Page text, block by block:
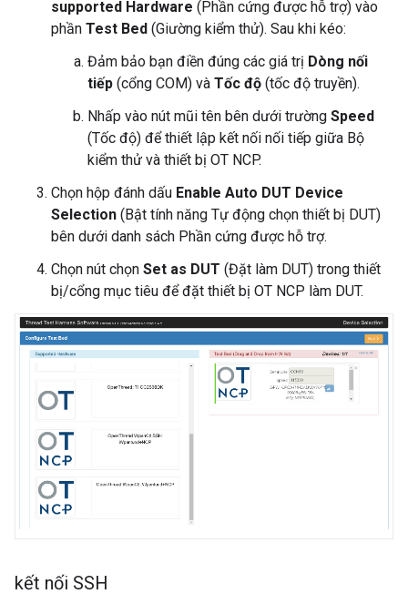
supported Hardware (Phần cứng được hỗ trợ) vào
phần Test Bed (Giường kiểm thử). Sau khi kéo:
Đảm bảo bạn điền đúng các giá trị Dòng nối
tiếp (cổng COM) và Tốc độ (tốc độ truyền).
Nhấp vào nút mũi tên bên dưới trường Speed
(Tốc độ) để thiết lập kết nối nối tiếp giữa Bộ
kiểm thử và thiết bị OT NCP.
Chọn hộp đánh dấu Enable Auto DUT Device
Selection (Bật tính năng Tự động chọn thiết bị DUT)
bên dưới danh sách Phần cứng được hỗ trợ.
Chọn nút chọn Set as DUT (Đặt làm DUT) trong thiết
bị/cổng mục tiêu để đặt thiết bị OT NCP làm DUT.
kết nối SSH